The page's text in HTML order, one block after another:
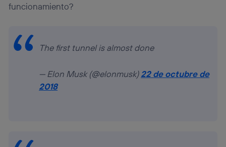
funcionamiento?
The first tunnel is almost done
— Elon Musk (@elonmusk)22 de octubre de
2018